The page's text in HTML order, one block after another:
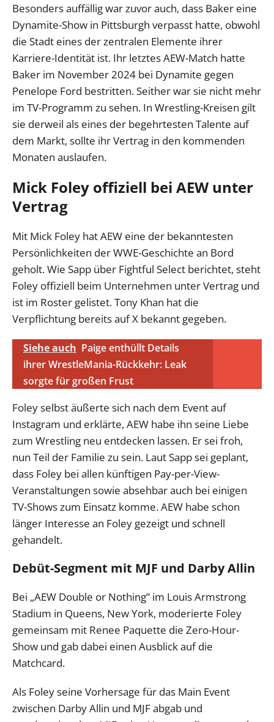
Besonders auffällig war zuvor auch, dass Baker eine
Dynamite-Show in Pittsburgh verpasst hatte, obwohl
die Stadt eines der zentralen Elemente ihrer
Karriere-Identität ist. Ihr letztes AEW-Match hatte
Baker im November 2024 bei Dynamite gegen
Penelope Ford bestritten. Seither war sie nicht mehr
im TV-Programm zu sehen. In Wrestling-Kreisen gilt
sie derweil als eines der begehrtesten Talente auf
dem Markt, sollte ihr Vertrag in den kommenden
Monaten auslaufen.
Mick Foley offiziell bei AEW unter
Vertrag
Mit Mick Foley hat AEW eine der bekanntesten
Persönlichkeiten der WWE-Geschichte an Bord
geholt. Wie Sapp über Fightful Select berichtet, steht
Foley offiziell beim Unternehmen unter Vertrag und
ist im Roster gelistet. Tony Khan hat die
Verpflichtung bereits auf X bekannt gegeben.
Siehe auch Paige enthüllt Details
ihrer WrestleMania-Rückkehr: Leak
sorgte für großen Frust
Foley selbst äußerte sich nach dem Event auf
Instagram und erklärte, AEW habe ihn seine Liebe
zum Wrestling neu entdecken lassen. Er sei froh,
nun Teil der Familie zu sein. Laut Sapp sei geplant,
dass Foley bei allen künftigen Pay-per-View-
Veranstaltungen sowie absehbar auch bei einigen
TV-Shows zum Einsatz komme. AEW habe schon
länger Interesse an Foley gezeigt und schnell
gehandelt.
Debüt-Segment mit MJF und Darby Allin
Bei „AEW Double or Nothing” im Louis Armstrong
Stadium in Queens, New York, moderierte Foley
gemeinsam mit Renee Paquette die Zero-Hour-
Show und gab dabei einen Ausblick auf die
Matchcard.
Als Foley seine Vorhersage für das Main Event
zwischen Darby Allin und MJF abgab und